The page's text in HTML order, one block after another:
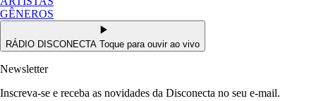
GÊNEROS
RÁDIO DISCONECTA Toque para ouvir ao vivo
Newsletter
Inscreva-se e receba as novidades da Disconecta no seu e-mail.